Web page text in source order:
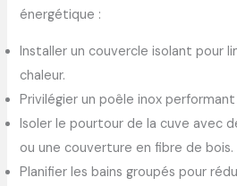
énergétique :
Installer un couvercle isolant pour
chaleur.
Privilégier un poêle inox
Isoler le pourtour de la cuve avec
ou une couverture en fibre de bois.
Planifier les bains groupés pour